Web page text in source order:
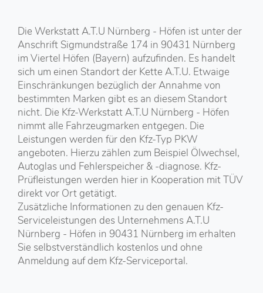
Die Werkstatt A.T.U Nürnberg - Höfen ist unter der
Anschrift Sigmundstraße 174 in 90431 Nürnberg
im Viertel Höfen (Bayern) aufzufinden. Es handelt
sich um einen Standort der Kette A.T.U. Etwaige
Einschränkungen bezüglich der Annahme von
bestimmten Marken gibt es an diesem Standort
nicht. Die Kfz-Werkstatt A.T.U Nürnberg - Höfen
nimmt alle Fahrzeugmarken entgegen. Die
Leistungen werden für den Kfz-Typ PKW
angeboten. Hierzu zählen zum Beispiel Ölwechsel,
Autoglas und Fehlerspeicher & -diagnose. Kfz-
Prüfleistungen werden hier in Kooperation mit TÜV
direkt vor Ort getätigt.
Zusätzliche Informationen zu den genauen Kfz-
Serviceleistungen des Unternehmens A.T.U
Nürnberg - Höfen in 90431 Nürnberg im erhalten
Sie selbstverständlich kostenlos und ohne
Anmeldung auf dem Kfz-Serviceportal.